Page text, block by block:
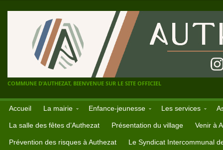
COMMUNE D'AUTHEZAT, BIENVENUE SUR LE SITE OFFICIEL
Accueil La mairie Enfance-jeunesse Les services
La salle des fêtes d’Authezat Présentation du village Venir à
Prévention des risques à Authezat Le Syndicat Intercommunal